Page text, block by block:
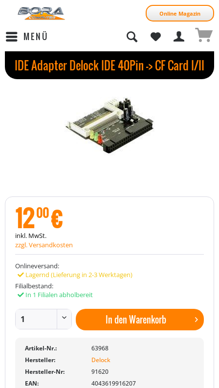
Online Magazin
MENÜ
IDE Adapter Delock IDE 40Pin -> CF Card I/II
1200€
inkl. MwSt.
zzgl. Versandkosten
Onlineversand:
Lagernd (Lieferung in 2-3 Werktagen)
Filialbestand:
In 1 Filialen abholbereit
In denWarenkorb
Artikel-Nr.:
63968
Hersteller:
Delock
Hersteller-Nr:
91620
EAN:
4043619916207